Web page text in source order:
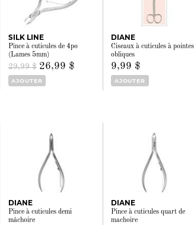
SILK LINE
Pince à cuticules de 4po
(Lames 5mm)
29,99 $ 26,99 $
AJOUTER
DIANE
Ciseaux à cuticules à pointes
obliques
9,99 $
AJOUTER
DIANE
Pince à cuticules demi
mâchoire
DIANE
Pince à cuticules quart de
machoire